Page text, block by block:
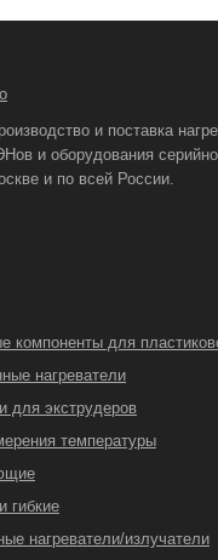
и поставка
и оборудования
и по всей России.
компоненты для
нагреватели
для экструдеров
температуры
гибкие
нагреватели/излучатели